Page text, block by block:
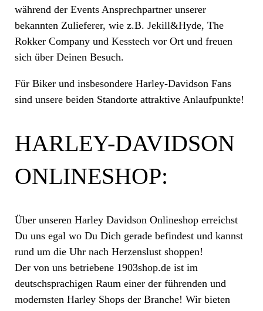
während der Events Ansprechpartner unserer
bekannten Zulieferer, wie z.B. Jekill&Hyde, The
Rokker Company und Kesstech vor Ort und freuen
sich über Deinen Besuch.
Für Biker und insbesondere Harley-Davidson Fans
sind unsere beiden Standorte attraktive Anlaufpunkte!
HARLEY-DAVIDSON
ONLINESHOP:
Über unseren Harley Davidson Onlineshop erreichst
Du uns egal wo Du Dich gerade befindest und kannst
rund um die Uhr nach Herzenslust shoppen!
Der von uns betriebene 1903shop.de ist im
deutschsprachigen Raum einer der führenden und
modernsten Harley Shops der Branche! Wir bieten